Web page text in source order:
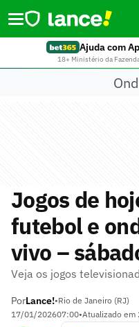
Ajuda com
18+ Ministério da
Jogos de
futebol e
vivo –
Veja os jogos
PorLance!•Rio de Janeiro (RJ)
17/01/202607:00•Atualizado em